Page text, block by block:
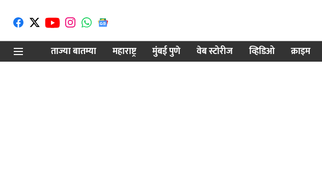
ताज्या बातम्या
महाराष्ट्र मुंबई पुणे वेब स्टोरीज व्हिडिओ क्राइम